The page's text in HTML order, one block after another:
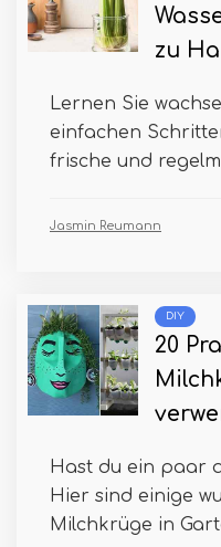
zu
Lernen Sie
einfachen
frische und
Jasmin Reumann
DIY
20
Hast du ein paar
Hier sind einige
Milchkrüge in